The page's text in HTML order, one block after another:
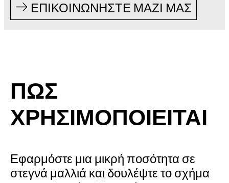
ΕΠΙΚΟΙΝΩΝΗΣΤΕ ΜΑΖΙ ΜΑΣ
ΠΩΣ
ΧΡΗΣΙΜΟΠΟΙΕΙΤΑΙ
Εφαρμόστε μια μικρή ποσότητα σε
στεγνά μαλλιά και δουλέψτε το σχήμα